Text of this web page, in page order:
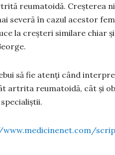
reumatoidă. Creșterea
severă în cazul acestor
la creșteri similare chiar
să fie atenți când
artrita reumatoidă, cât și